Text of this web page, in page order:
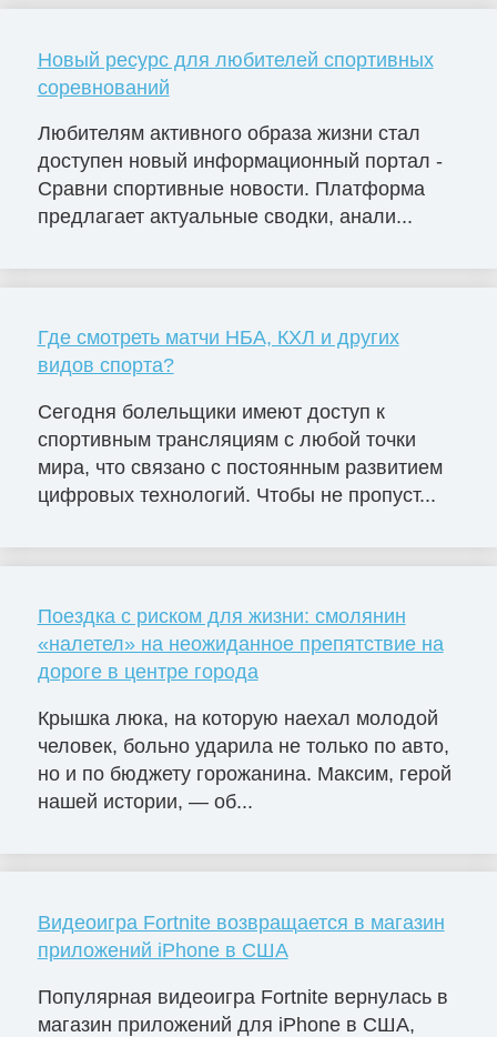
Новый ресурс для любителей спортивных
соревнований
Любителям активного образа жизни стал
доступен новый информационный портал -
Сравни спортивные новости. Платформа
предлагает актуальные сводки, анали...
Где смотреть матчи НБА, КХЛ и других
видов спорта?
Сегодня болельщики имеют доступ к
спортивным трансляциям с любой точки
мира, что связано с постоянным развитием
цифровых технологий. Чтобы не пропуст...
Поездка с риском для жизни: смолянин
«налетел» на неожиданное препятствие на
дороге в центре города
Крышка люка, на которую наехал молодой
человек, больно ударила не только по авто,
но и по бюджету горожанина. Максим, герой
нашей истории, — об...
Видеоигра Fortnite возвращается в магазин
приложений iPhone в США
Популярная видеоигра Fortnite вернулась в
магазин приложений для iPhone в США,